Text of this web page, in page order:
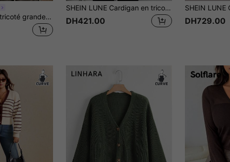
Enliva Cardigan tricoté grande taille pour femmes, avec détail de poche et motif jacquard, pour l'automne/hiver
SHEIN LUNE Cardigan en tricot noir unicolore grande taille pour femmes avec poches, idéal pour les fêtes
DH421.00 DH729.00